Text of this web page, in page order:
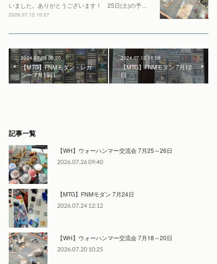
いました。ありがとうございます！ 25日(土)の予…
2026.07.12 10:27
2024.07.20 05:20
【MTG】FNMモダン・レガ
シー 7月19日
2024.07.12 11:08
【MTG】FNMモダン 7月12
日
記事一覧
【WH】ウォーハンマー交流会 7月25～26日
2026.07.26 09:40
【MTG】FNMモダン 7月24日
2026.07.24 12:12
【WH】ウォーハンマー交流会 7月18～20日
2026.07.20 10:25